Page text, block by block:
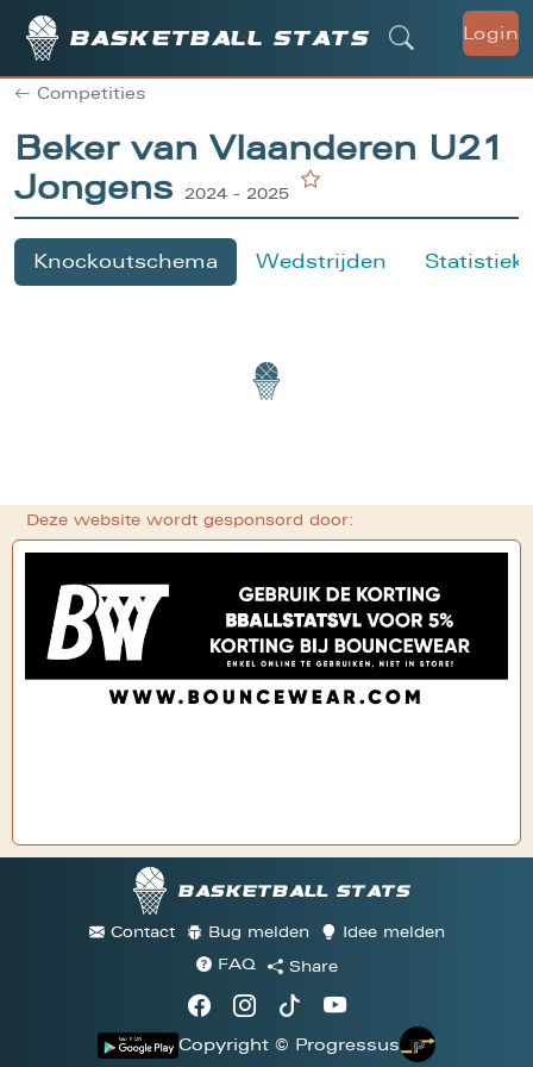
Basketball stats Login
Competities
Beker van Vlaanderen U21
Jongens
2024 - 2025
Knockoutschema Wedstrijden
Deze website wordt gesponsord door:
Basketball stats
Contact Bug melden
Idee melden
FAQ
Share
Copyright © Progressus